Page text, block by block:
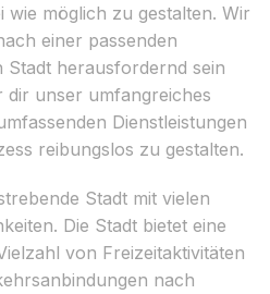
möglich zu gestalten. Wir
einer passenden
herausfordernd sein
dir unser umfangreiches
Dienstleistungen
reibungslos zu gestalten.
Stadt mit vielen
Die Stadt bietet eine
von Freizeitaktivitäten
nach